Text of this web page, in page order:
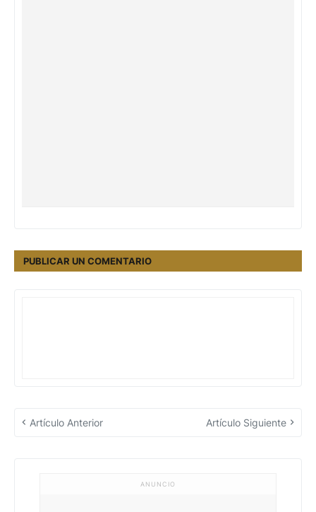
PUBLICAR UN COMENTARIO
Artículo Anterior Artículo Siguiente
ANUNCIO